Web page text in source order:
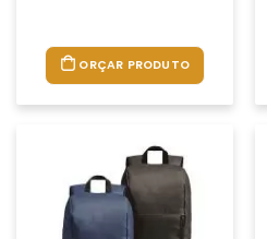
ORÇAR PRODUTO